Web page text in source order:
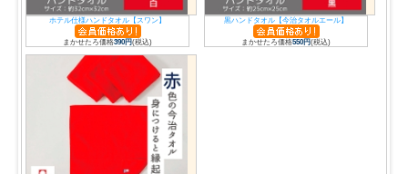
ホテル仕様ハンドタオル【スワン】
まかせたろ価格390円(税込)
黒ハンドタオル【今治タオルエール】
まかせたろ価格550円(税込)